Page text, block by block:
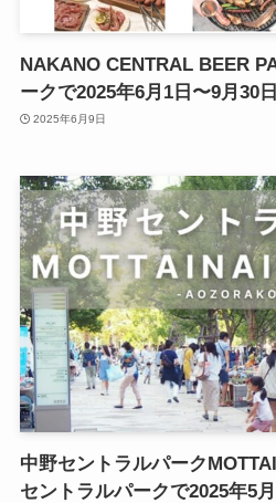
NAKANO CENTRAL BEER
ークで2025年6月1日〜9月30
2025年6月9日
中野セントラルパーク
セントラルパークで2025年5